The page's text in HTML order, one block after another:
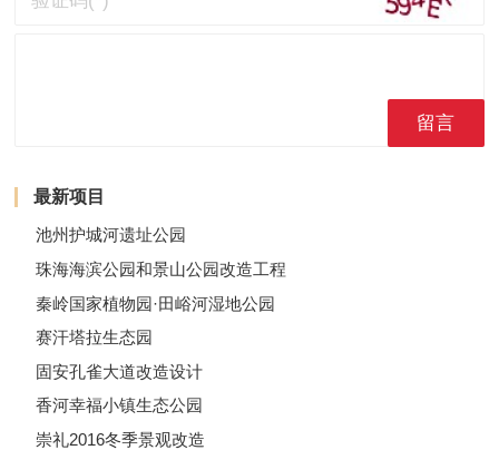
留言
最新项目
池州护城河遗址公园
珠海海滨公园和景山公园改造工程
秦岭国家植物园·田峪河湿地公园
赛汗塔拉生态园
固安孔雀大道改造设计
香河幸福小镇生态公园
崇礼2016冬季景观改造